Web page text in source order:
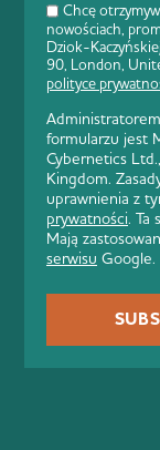
Chcę
nowościach,
Dziok-
90, London,
polityce
formularzu jest
Cybernetics
Kingdom.
uprawnienia z
prywatności. Ta
Mają
serwisu Google.